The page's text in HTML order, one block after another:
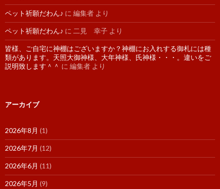
ペット祈願だわん♪ に 編集者 より
ペット祈願だわん♪ に 二見 幸子 より
皆様、ご自宅に神棚はございますか？神棚にお入れする御札には種
類があります。天照大御神様、大年神様、氏神様・・・。違いをご
説明致します＾＾ に 編集者 より
アーカイブ
2026年8月 (1)
2026年7月 (12)
2026年6月 (11)
2026年5月 (9)